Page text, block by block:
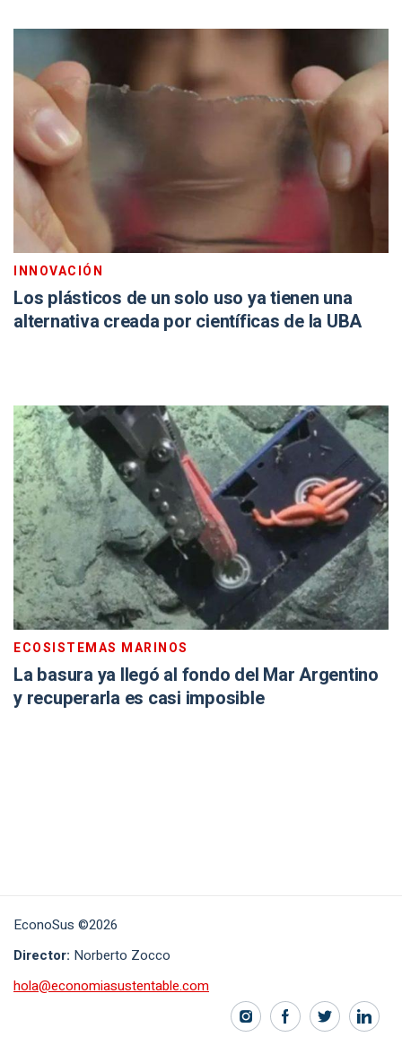
INNOVACIÓN
Los plásticos de un solo uso ya tienen una
alternativa creada por científicas de la UBA
ECOSISTEMAS MARINOS
La basura ya llegó al fondo del Mar Argentino
y recuperarla es casi imposible
EconoSus ©2026
Director: Norberto Zocco
hola@economiasustentable.com